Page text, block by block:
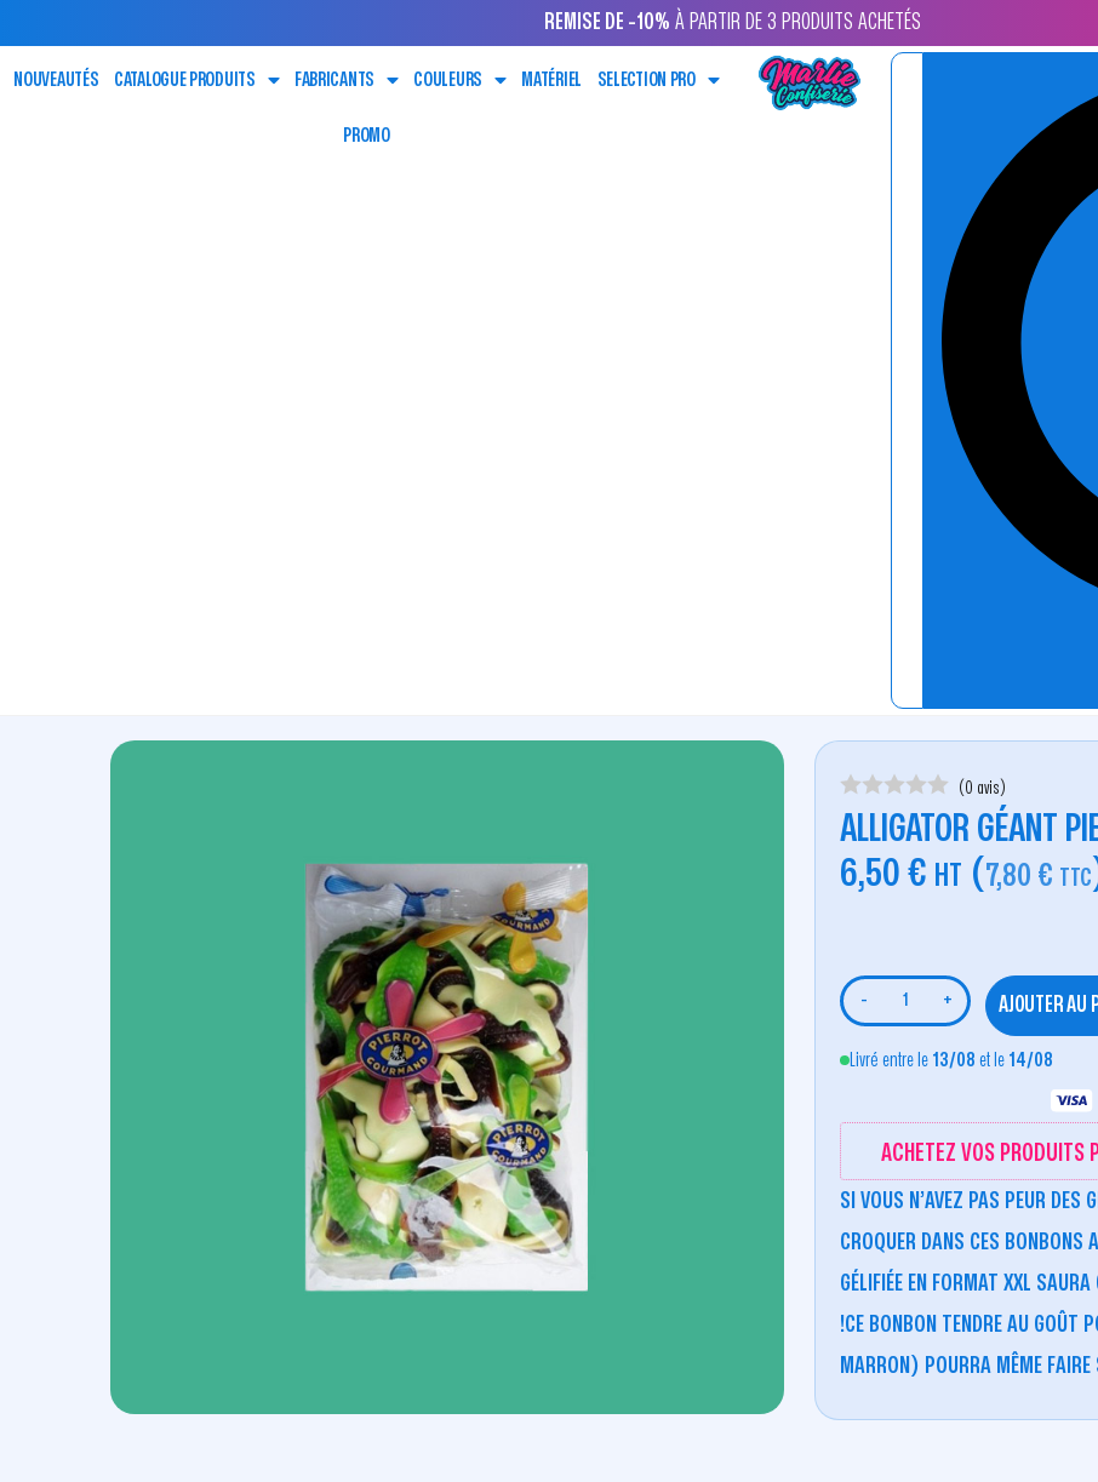
REMISE DE -10% À PARTIR DE 3 PRODUITS ACHETÉS
NOUVEAUTÉS CATALOGUE PRODUITS FABRICANTS COULEURS MATÉRIEL SELECTION PRO
PROMO
(0 avis)
ALLIGATOR GÉANT
6,50€ HT (7,80 € TTC
- + AJOUTER AU
Livré entre le 13/08 et le 14/08
ACHETEZ VOS PRODUITS
SI VOUS N’AVEZ PAS PEUR DES
CROQUER DANS CES BONBONS
GÉLIFIÉE EN FORMAT XXL
!CE BONBON TENDRE AU GOÛT
MARRON) POURRA MÊME FAIRE